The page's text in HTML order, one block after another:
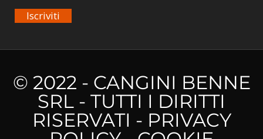
Iscriviti
© 2022 - CANGINI BENNE
SRL - TUTTI I DIRITTI
RISERVATI - PRIVACY